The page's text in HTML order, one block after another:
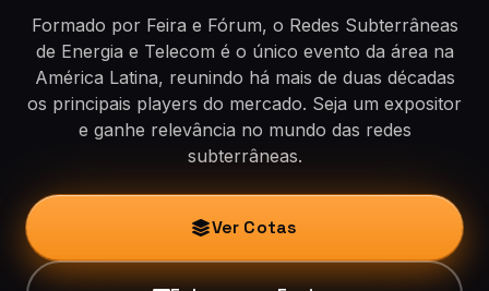
Formado por Feira e Fórum, o Redes Subterrâneas
de Energia e Telecom é o único evento da área na
América Latina, reunindo há mais de duas décadas
os principais players do mercado. Seja um expositor
e ganhe relevância no mundo das redes
subterrâneas.
Ver Cotas